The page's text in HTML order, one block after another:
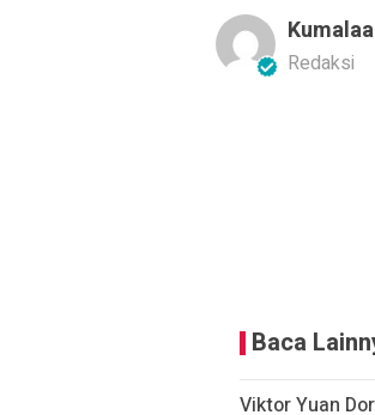
Redaksi
Baca
Viktor Yuan